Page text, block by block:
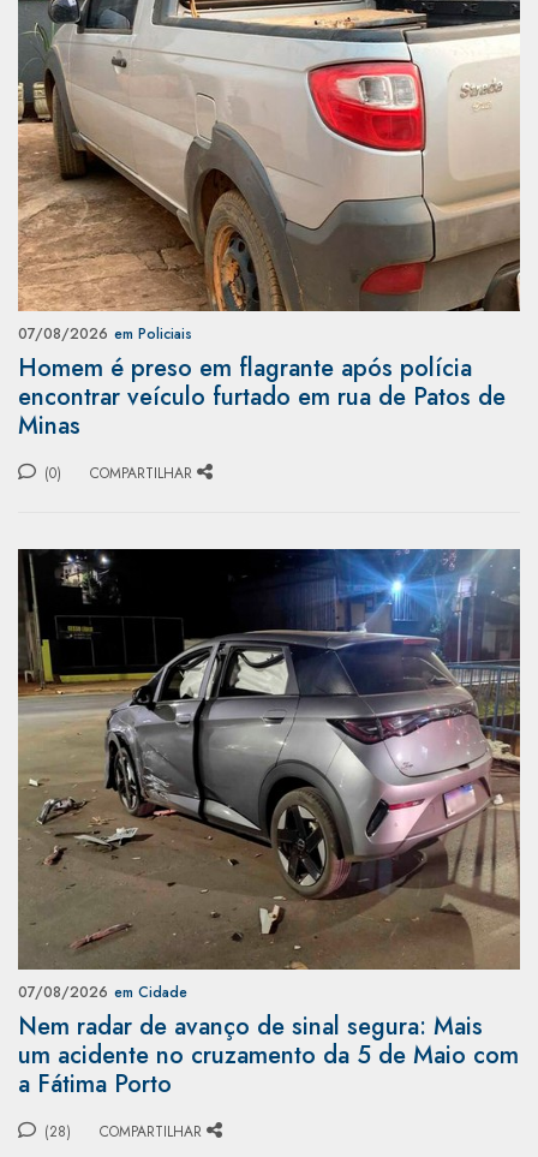
07/08/2026 em Policiais
Homem é preso em flagrante após polícia
encontrar veículo furtado em rua de Patos de
Minas
(0) COMPARTILHAR
07/08/2026 em Cidade
Nem radar de avanço de sinal segura: Mais
um acidente no cruzamento da 5 de Maio com
a Fátima Porto
(28) COMPARTILHAR